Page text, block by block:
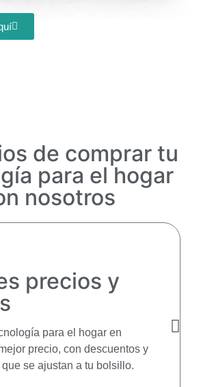
de comprar tu
para el hogar
nosotros
precios y
para el hogar en
precio, con descuentos y
se ajustan a tu bolsillo.